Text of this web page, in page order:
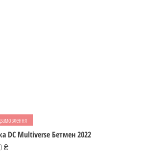
DC Multiverse Бетмен 2022
₴